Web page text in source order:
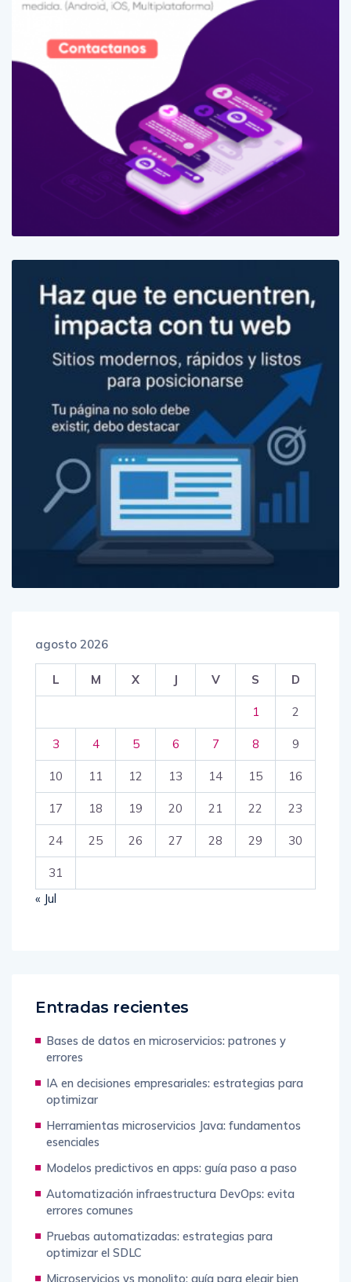
agosto 2026
L M X J V S D
1 2
3 4 5 6 7 8 9
10 11 12 13 14 15 16
17 18 19 20 21 22 23
24 25 26 27 28 29 30
31
Bases de datos en microservicios: patrones y
IA en decisiones empresariales: estrategias para
Herramientas microservicios Java: fundamentos
Automatización infraestructura DevOps: evita
Pruebas automatizadas: estrategias para